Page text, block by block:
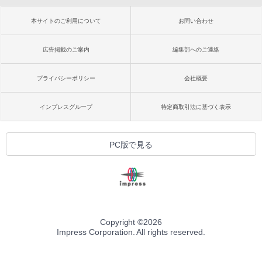
本サイトのご利用について お問い合わせ
広告掲載のご案内 編集部へのご連絡
プライバシーポリシー 会社概要
インプレスグループ 特定商取引法に基づく表示
PC版で見る
Copyright ©2026
Impress Corporation. All rights reserved.